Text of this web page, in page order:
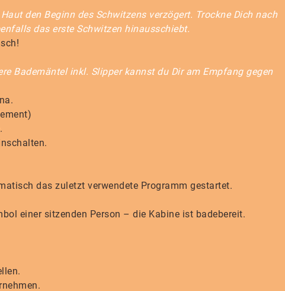
den Beginn des Schwitzens verzögert. Trockne Dich nach
das erste Schwitzen hinausschiebt.
Bademäntel inkl. Slipper kannst du Dir am Empfang gegen
das zuletzt verwendete Programm gestartet.
einer sitzenden Person – die Kabine ist badebereit.